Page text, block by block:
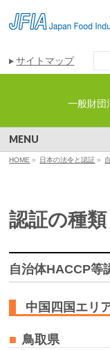
サイトマップ
一般財団
MENU
HOME » 日本の法令と認証 »
認証の種類
自治体HACCP等
中国四国エリ
鳥取県